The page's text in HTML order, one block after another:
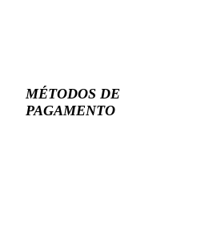
MÉTODOS DE
PAGAMENTO